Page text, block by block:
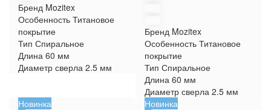
Бренд Mozitex
Особенность Титановое
покрытие
Тип Спиральное
Длина 60 мм
Диаметр сверла 2.5 мм
Бренд Mozitex
Особенность Титановое
покрытие
Тип Спиральное
Длина 60 мм
Диаметр сверла 2.5 мм
Новинка
Новинка